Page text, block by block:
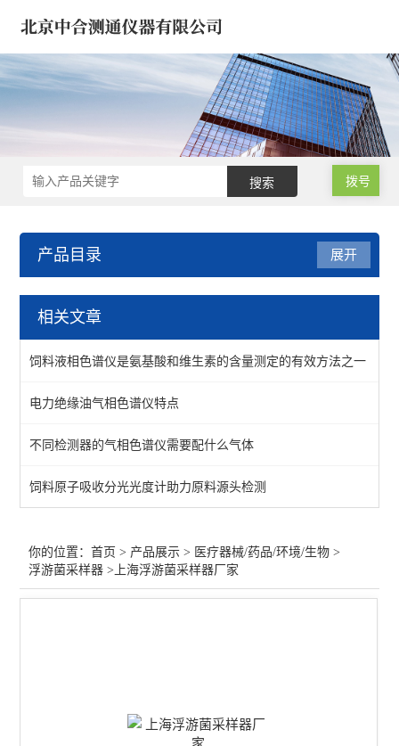
拨号
产品目录
医疗器械/药品/环境/生物
医疗器械水分测定仪
展开
相关文章
饲料液相色谱仪是氨基酸和维生素的含量测定的有效方法之一
电力绝缘油气相色谱仪特点
不同检测器的气相色谱仪需要配什么气体
饲料原子吸收分光光度计助力原料源头检测
你的位置：首页 > 产品展示 > 医疗器械/药品/环境/生物 >
浮游菌采样器 >上海浮游菌采样器厂家